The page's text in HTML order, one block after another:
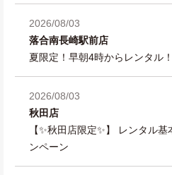
2026/08/03
落合南長崎駅前店
夏限定！早朝4時からレンタル！
2026/08/03
秋田店
【✨秋田店限定✨】 レンタル
ンペーン